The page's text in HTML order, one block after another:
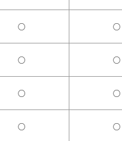
○ ○
○ ○
○ ○
○ ○